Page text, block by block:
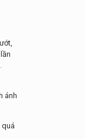
ánh
quá